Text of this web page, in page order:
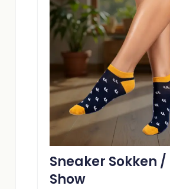
Sneaker Sokken
Show